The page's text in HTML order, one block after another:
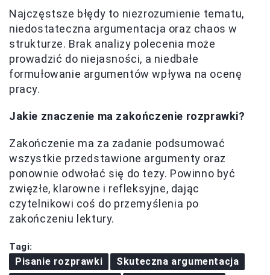
Najczęstsze błędy to niezrozumienie tematu,
niedostateczna argumentacja oraz chaos w
strukturze. Brak analizy polecenia może
prowadzić do niejasności, a niedbałe
formułowanie argumentów wpływa na ocenę
pracy.
Jakie znaczenie ma zakończenie rozprawki?
Zakończenie ma za zadanie podsumować
wszystkie przedstawione argumenty oraz
ponownie odwołać się do tezy. Powinno być
zwięzłe, klarowne i refleksyjne, dając
czytelnikowi coś do przemyślenia po
zakończeniu lektury.
Tagi:
Pisanie rozprawki
Skuteczna argumentacja